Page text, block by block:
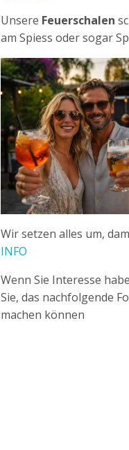
Unsere Feuerschalen
am Spiess oder sogar
Wir setzen alles um,
INFO
Wenn Sie Interesse
Sie, das nachfolgende
machen können